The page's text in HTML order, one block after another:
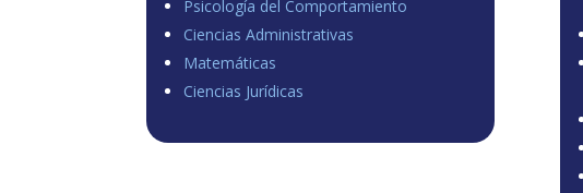
Psicología del Comportamiento
Ciencias Administrativas
Matemáticas
Ciencias Jurídicas